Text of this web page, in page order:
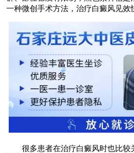
一种微创手术方法，治疗白癜风见效
很多患者在治疗白癜风时也比较